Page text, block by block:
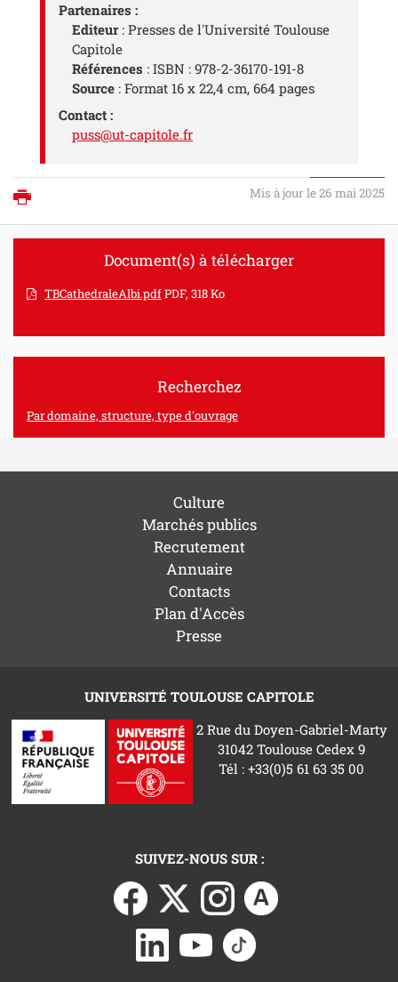
Partenaires :
Editeur: Presses de l'Université Toulouse
Capitole
Références : ISBN : 978-2-36170-191-8
Source : Format 16 x 22,4 cm, 664 pages
Contact :
puss@ut-capitole.fr
Mis à jour le 26 mai 2025
Document(s) à télécharger
TBCathedraleAlbi.pdfPDF, 318 Ko
Recherchez
Par domaine, structure, type d'ouvrage
Culture
Marchés publics
Recrutement
Annuaire
Contacts
Plan d'Accès
Presse
UNIVERSITÉ TOULOUSE CAPITOLE
2 Rue du Doyen-Gabriel-Marty
31042 Toulouse Cedex 9
Tél : +33(0)5 61 63 35 00
SUIVEZ-NOUS SUR :